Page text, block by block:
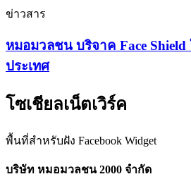
ข่าวสาร
หมอมวลชน บริจาค Face Shield
ประเทศ
โซเชียลเน็ตเวิร์ค
พื้นที่สำหรับฝัง Facebook Widget
บริษัท หมอมวลชน 2000 จำกัด